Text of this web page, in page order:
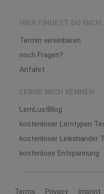
HIER FINDEST DU MICH:
Termin vereinbaren
noch Fragen?
Anfahrt
LERNE MICH KENNEN
LernLustBlog
kostenloser Lerntypen
kostenloser Linkshänder
kostenlose Entspannung
Terms Privacy Imprint